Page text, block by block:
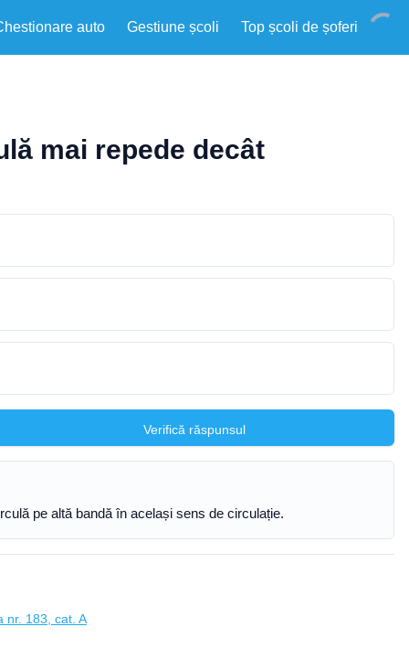
auto Gestiune școli Top școli de șoferi
mai repede decât
Verifică răspunsul
pe altă bandă în același sens de circulație.
nr. 183, cat. A